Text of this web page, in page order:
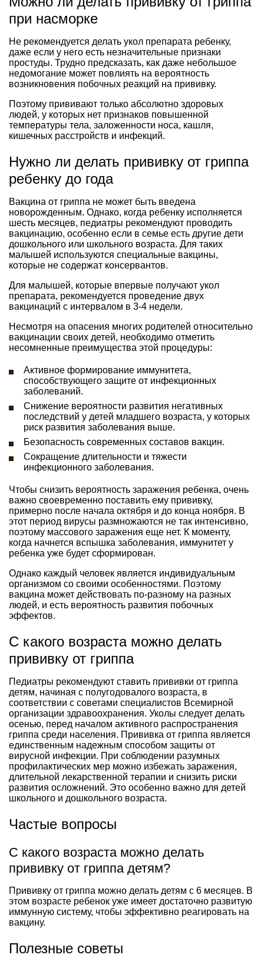
при насморке
Не рекомендуется делать укол препарата ребенку,
даже если у него есть незначительные признаки
простуды. Трудно предсказать, как даже небольшое
недомогание может повлиять на вероятность
возникновения побочных реакций на прививку.
Поэтому прививают только абсолютно здоровых
людей, у которых нет признаков повышенной
температуры тела, заложенности носа, кашля,
кишечных расстройств и инфекций.
Нужно ли делать прививку от гриппа
ребенку до года
Вакцина от гриппа не может быть введена
новорожденным. Однако, когда ребенку исполняется
шесть месяцев, педиатры рекомендуют проводить
вакцинацию, особенно если в семье есть другие дети
дошкольного или школьного возраста. Для таких
малышей используются специальные вакцины,
которые не содержат консервантов.
Для малышей, которые впервые получают укол
препарата, рекомендуется проведение двух
вакцинаций с интервалом в 3-4 недели.
Несмотря на опасения многих родителей относительно
вакцинации своих детей, необходимо отметить
несомненные преимущества этой процедуры:
Активное формирование иммунитета,
способствующего защите от инфекционных
заболеваний.
Снижение вероятности развития негативных
последствий у детей младшего возраста, у которых
риск развития заболевания выше.
Безопасность современных составов вакцин.
Сокращение длительности и тяжести
инфекционного заболевания.
Чтобы снизить вероятность заражения ребенка, очень
важно своевременно поставить ему прививку,
примерно после начала октября и до конца ноября. В
этот период вирусы размножаются не так интенсивно,
поэтому массового заражения еще нет. К моменту,
когда начнется вспышка заболевания, иммунитет у
ребенка уже будет сформирован.
Однако каждый человек является индивидуальным
организмом со своими особенностями. Поэтому
вакцина может действовать по-разному на разных
людей, и есть вероятность развития побочных
эффектов.
С какого возраста можно делать
прививку от гриппа
Педиатры рекомендуют ставить прививки от гриппа
детям, начиная с полугодовалого возраста, в
соответствии с советами специалистов Всемирной
организации здравоохранения. Уколы следует делать
осенью, перед началом активного распространения
гриппа среди населения. Прививка от гриппа является
единственным надежным способом защиты от
вирусной инфекции. При соблюдении разумных
профилактических мер можно избежать заражения,
длительной лекарственной терапии и снизить риски
развития осложнений. Это особенно важно для детей
школьного и дошкольного возраста.
Частые вопросы
С какого возраста можно делать
прививку от гриппа детям?
Прививку от гриппа можно делать детям с 6 месяцев. В
этом возрасте ребенок уже имеет достаточно развитую
иммунную систему, чтобы эффективно реагировать на
вакцину.
Полезные советы